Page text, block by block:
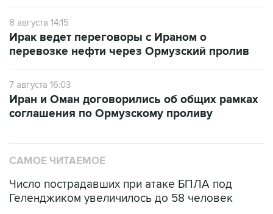
8 августа 14:15
Ирак ведет переговоры с Ираном о
перевозке нефти через Ормузский пролив
7 августа 16:03
Иран и Оман договорились об общих рамках
соглашения по Ормузскому проливу
САМОЕ ЧИТАЕМОЕ
Число пострадавших при атаке БПЛА под
Геленджиком увеличилось до 58 человек